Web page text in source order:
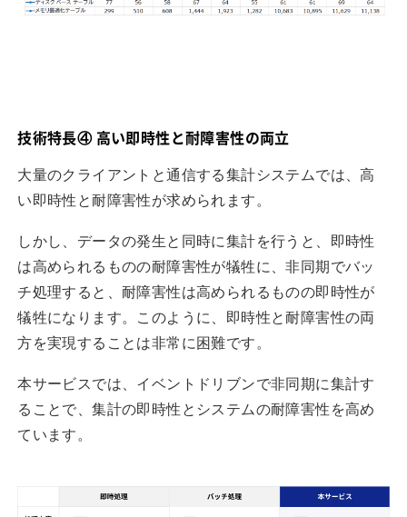
技術特長④ 高い即時性と耐障害性の両立
大量のクライアントと通信する集計システムでは、高
い即時性と耐障害性が求められます。
しかし、データの発生と同時に集計を行うと、即時性
は高められるものの耐障害性が犠牲に、非同期でバッ
チ処理すると、耐障害性は高められるものの即時性が
犠牲になります。このように、即時性と耐障害性の両
方を実現することは非常に困難です。
本サービスでは、イベントドリブンで非同期に集計す
ることで、集計の即時性とシステムの耐障害性を高め
ています。